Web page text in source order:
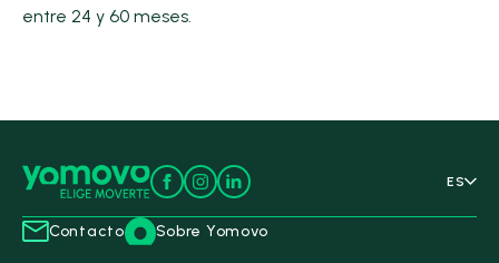
entre 24 y 60 meses.
ES
Contacto Sobre Yomovo